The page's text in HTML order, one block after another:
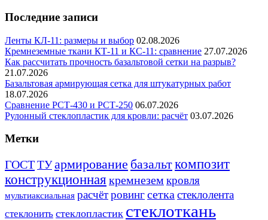
Последние записи
Ленты КЛ-11: размеры и выбор 02.08.2026
Кремнеземные ткани КТ-11 и КС-11: сравнение 27.07.2026
Как рассчитать прочность базальтовой сетки на разрыв?
21.07.2026
Базальтовая армирующая сетка для штукатурных работ
18.07.2026
Сравнение РСТ-430 и РСТ-250 06.07.2026
Рулонный стеклопластик для кровли: расчёт 03.07.2026
Метки
ГОСТТУармирование базальткомпозит
конструкционная кремнезем кровля
мультиаксиальная расчётровингсетка стеклолента
стеклонить стеклопластик стеклоткань